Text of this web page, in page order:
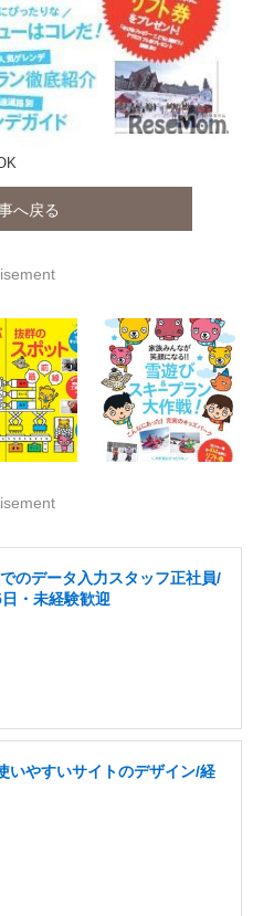
へ戻る
のデータ入力スタッフ正社員/
・未経験歓迎
いやすいサイトのデザイン/経